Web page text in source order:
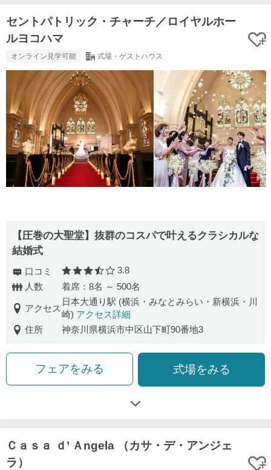
セントパトリック・チャーチ／ロイヤルホー
ルヨコハマ
オンライン見学可能 式場・ゲストハウス
【圧巻の⼤聖堂】抜群のコスパで叶えるクラシカルな
結婚式
口コミ 口コミ評価
3.8
人数
着席：8名 ～ 500名
アクセス
日本大通り駅 (横浜・みなとみらい・新横浜・川
崎) アクセス詳細
住所
神奈川県横浜市中区山下町90番地3
フェアをみる 式場をみる
Ｃａｓａ ｄ’ Ａngela （カサ・デ・アンジェ
ラ）